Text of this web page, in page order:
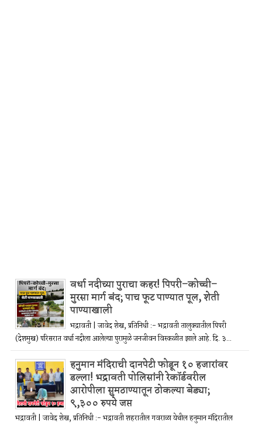
वर्धा नदीच्या पुराचा कहर! पिपरी–कोच्ची–
मुरसा मार्ग बंद; पाच फूट पाण्यात पूल, शेती
पाण्याखाली
भद्रावती | जावेद शेख, प्रतिनिधी :- भद्रावती तालुक्यातील पिपरी
(देशमुख) परिसरात वर्धा नदीला आलेल्या पुरामुळे जनजीवन विस्कळीत झाले आहे. दि. ३...
हनुमान मंदिराची दानपेटी फोडून १० हजारांवर
डल्ला! भद्रावती पोलिसांनी रेकॉर्डवरील
आरोपीला सुमठाण्यातून ठोकल्या बेड्या;
९,३०० रुपये जप्त
भद्रावती | जावेद शेख, प्रतिनिधी :- भद्रावती शहरातील गवराळा येथील हनुमान मंदिरातील